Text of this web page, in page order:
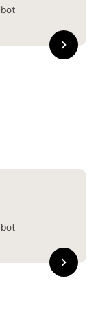
chevron_right
chevron_right